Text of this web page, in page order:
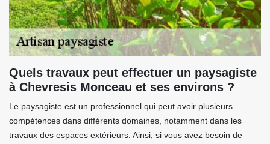
Quels travaux peut effectuer un paysagiste
à Chevresis Monceau et ses environs ?
Le paysagiste est un professionnel qui peut avoir plusieurs
compétences dans différents domaines, notamment dans les
travaux des espaces extérieurs. Ainsi, si vous avez besoin de